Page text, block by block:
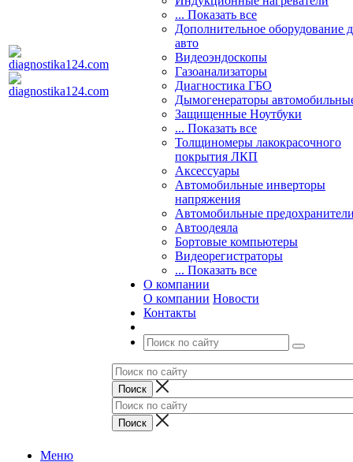
... Показать все
Дополнительное оборудование
авто
Видеоэндоскопы
Газоанализаторы
Диагностика ГБО
Дымогенераторы
Защищенные Ноутбуки
... Показать все
Толщиномеры лакокрасочного
покрытия ЛКП
Аксессуары
Автомобильные инверторы
напряжения
Автомобильные
Автоодеяла
Бортовые компьютеры
Видеорегистраторы
... Показать все
О компании
О компании Новости
Контакты
Меню